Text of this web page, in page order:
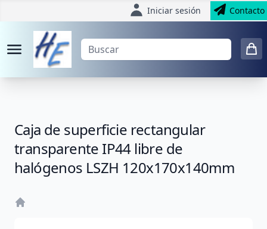
Iniciar sesión Contacto
Caja de superficie rectangular
transparente IP44 libre de
halógenos LSZH 120x170x140mm